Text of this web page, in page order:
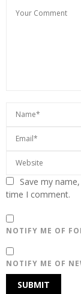
Save my
time I comment.
NOTIFY ME OF
NOTIFY ME OF